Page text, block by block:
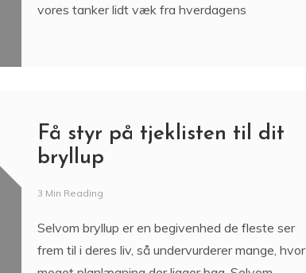
vores tanker lidt væk fra hverdagens
Få styr på tjeklisten til dit
bryllup
3 Min Reading
Selvom bryllup er en begivenhed de fleste ser
frem til i deres liv, så undervurderer mange, hvor